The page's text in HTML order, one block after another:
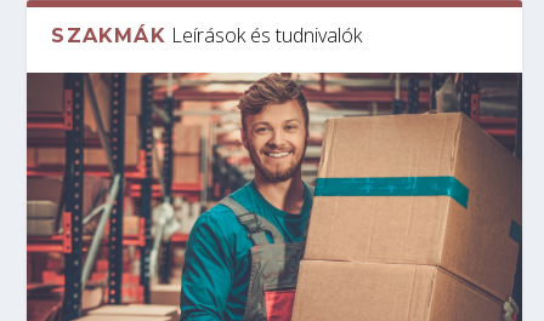
SZAKMÁK Leírások és tudnivalók